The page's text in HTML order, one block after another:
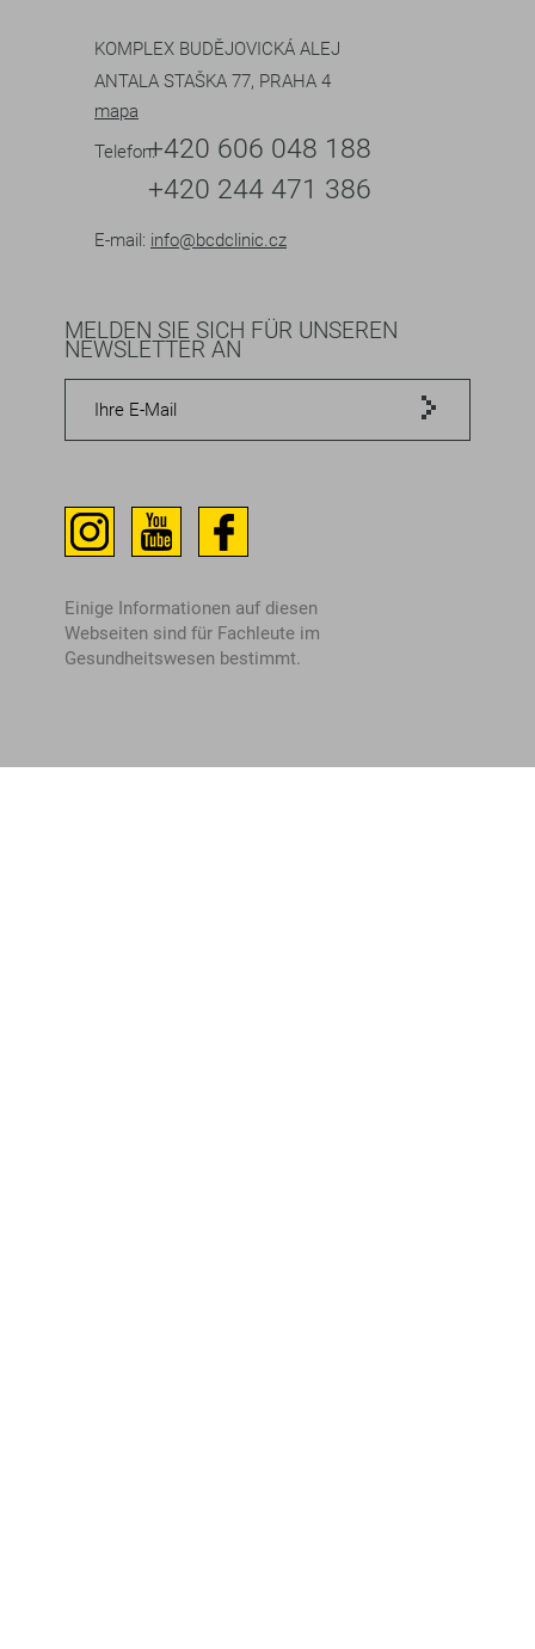
KOMPLEX BUDĚJOVICKÁ ALEJ
ANTALA STAŠKA 77, PRAHA 4
mapa
Telefon:+420 606 048 188
+420 244 471 386
E-mail: info@bcdclinic.cz
MELDEN SIE SICH FÜR UNSEREN
NEWSLETTER AN
Einige Informationen auf diesen
Webseiten sind für Fachleute im
Gesundheitswesen bestimmt.